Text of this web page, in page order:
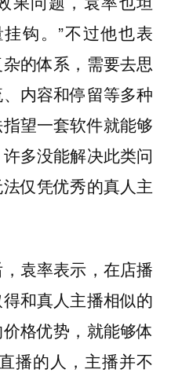
钩。”不过他也表
的体系，需要去思
内容和停留等多种
望一套软件就能够
多没能解决此类问
仅凭优秀的真人主
袁率表示，在店播
和真人主播相似的
格优势，就能够体
播的人，主播并不